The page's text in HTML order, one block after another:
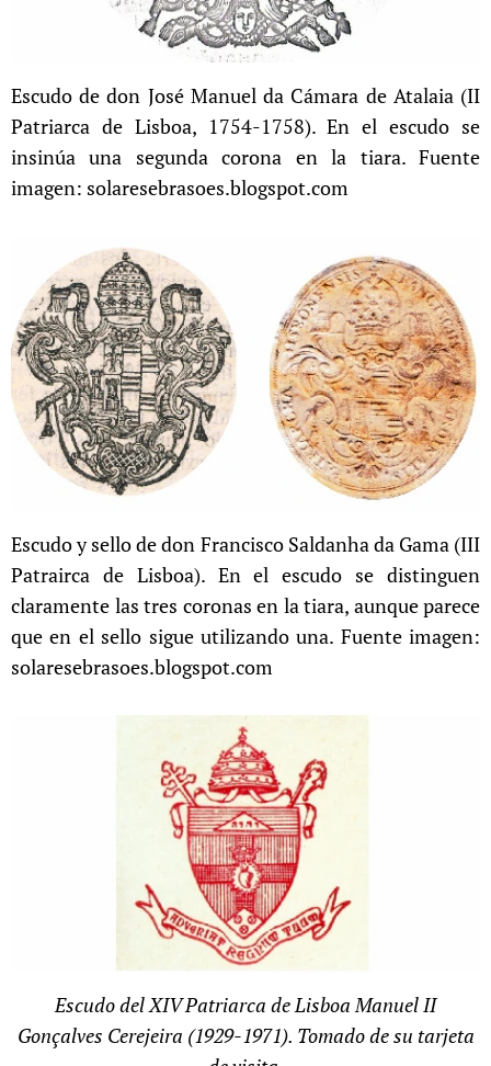
Escudo de don José Manuel da Cámara de Atalaia (II
Patriarca de Lisboa, 1754-1758). En el escudo se
insinúa una segunda corona en la tiara. Fuente
imagen: solaresebrasoes.blogspot.com
Escudo y sello de don Francisco Saldanha da Gama (III
Patrairca de Lisboa). En el escudo se distinguen
claramente las tres coronas en la tiara, aunque parece
que en el sello sigue utilizando una. Fuente imagen:
solaresebrasoes.blogspot.com
Escudo del XIV Patriarca de Lisboa Manuel II
Gonçalves Cerejeira (1929-1971). Tomado de su tarjeta